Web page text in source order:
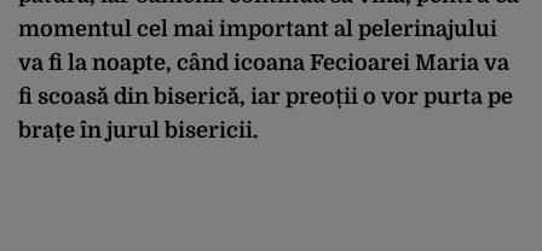
momentul cel mai important al pelerinajului
va fi la noapte, când icoana Fecioarei Maria va
fi scoasă din biserică, iar preoții o vor purta pe
brațe în jurul bisericii.